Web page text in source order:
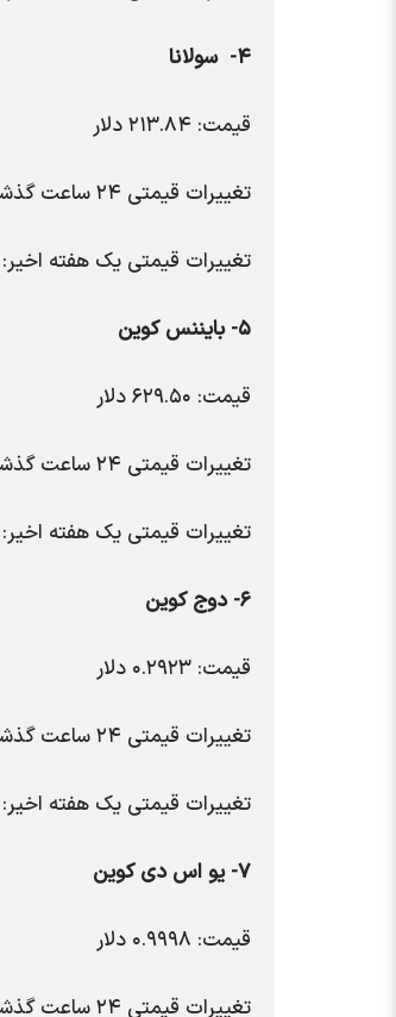
۴- سولانا
قیمت: ۲۱۳.۸۴ دلار
تغییرات قیمتی ۲۴ ساعت گذشته: ۴.۱۰ درصد افزایش
تغییرات قیمتی یک هفته اخیر: ۳۰.۸۷ درصد افزایش
۵- بایننس کوین
قیمت: ۶۲۹.۵۰ دلار
تغییرات قیمتی ۲۴ ساعت گذشته: ۱.۲۹ درصد کاهش
تغییرات قیمتی یک هفته اخیر: ۱۲.۲۸ درصد افزایش
۶- دوج کوین
قیمت: ۰.۲۹۲۳ دلار
تغییرات قیمتی ۲۴ ساعت گذشته: ۲۴.۲۴ درصد افزایش
تغییرات قیمتی یک هفته اخیر: ۸۶.۲۰ درصد افزایش
۷- یو اس دی کوین
قیمت: ۰.۹۹۹۸ دلار
تغییرات قیمتی ۲۴ ساعت گذشته: ۰.۰۲ درصد کاهش